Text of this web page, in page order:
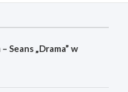
Seans „Drama” w